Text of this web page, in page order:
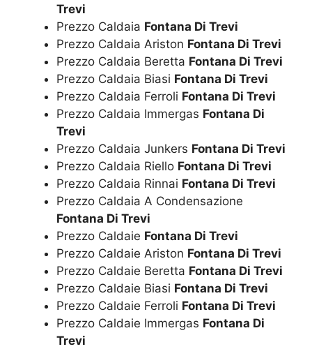
Trevi
Prezzo Caldaia Fontana Di Trevi
Prezzo Caldaia Ariston Fontana Di Trevi
Prezzo Caldaia Beretta Fontana Di Trevi
Prezzo Caldaia Biasi Fontana Di Trevi
Prezzo Caldaia Ferroli Fontana Di Trevi
Prezzo Caldaia Immergas Fontana Di
Trevi
Prezzo Caldaia Junkers Fontana Di Trevi
Prezzo Caldaia Riello Fontana Di Trevi
Prezzo Caldaia Rinnai Fontana Di Trevi
Prezzo Caldaia A Condensazione
Fontana Di Trevi
Prezzo Caldaie Fontana Di Trevi
Prezzo Caldaie Ariston Fontana Di Trevi
Prezzo Caldaie Beretta Fontana Di Trevi
Prezzo Caldaie Biasi Fontana Di Trevi
Prezzo Caldaie Ferroli Fontana Di Trevi
Prezzo Caldaie Immergas Fontana Di
Trevi